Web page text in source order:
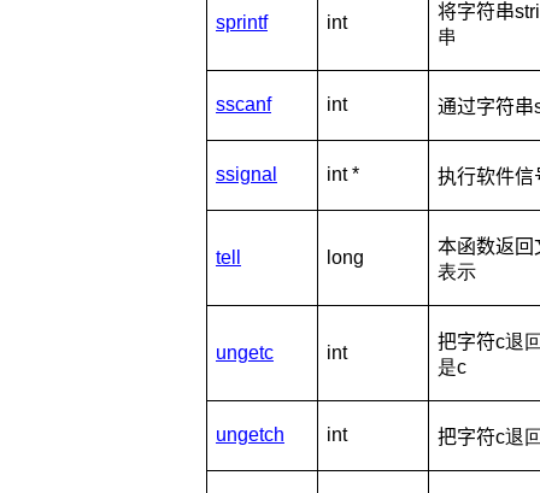
sprintf int
将字符串
串
sscanf int 通过字符串
ssignal int * 执行软件信
tell long
本函数返回
表示
ungetc int
把字符c退
是c
ungetch int 把字符c退